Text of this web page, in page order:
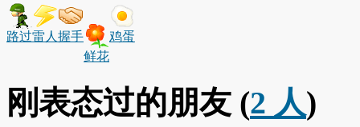
路过雷人 握手
鲜花
鸡蛋
刚表态过的朋友 (2 人)